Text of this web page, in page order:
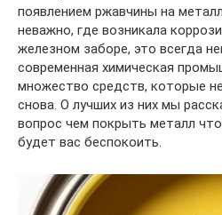
появлением ржавчины на
неважно, где возникала
железном заборе, это всегда
современная химическая
множество средств, которые
снова. О лучших из них мы
вопрос чем покрыть металл
будет вас беспокоить.